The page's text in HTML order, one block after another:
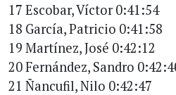
17 Escobar, Víctor 0:41:54
18 García, Patricio 0:41:58
19 Martínez, José 0:42:12
20 Fernández, Sandro
21 Ñancufil, Nilo 0:42:47